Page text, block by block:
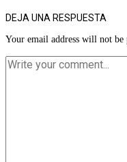
DEJA UNA RESPUESTA
Your email address will not be